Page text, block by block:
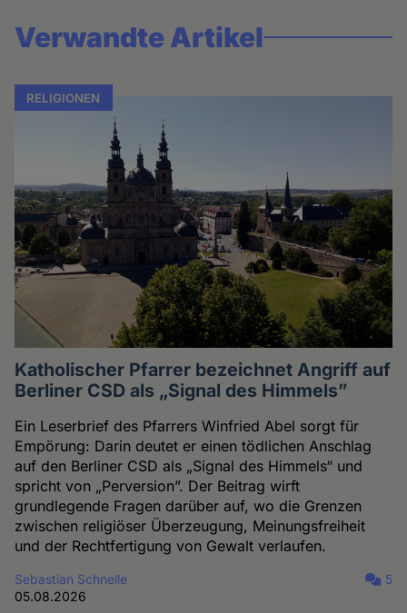
Verwandte Artikel
RELIGIONEN
Katholischer Pfarrer bezeichnet Angriff auf
Berliner CSD als „Signal des Himmels”
Ein Leserbrief des Pfarrers Winfried Abel sorgt für
Empörung: Darin deutet er einen tödlichen Anschlag
auf den Berliner CSD als „Signal des Himmels“ und
spricht von „Perversion”. Der Beitrag wirft
grundlegende Fragen darüber auf, wo die Grenzen
zwischen religiöser Überzeugung, Meinungsfreiheit
und der Rechtfertigung von Gewalt verlaufen.
Sebastian Schnelle
05.08.2026
5